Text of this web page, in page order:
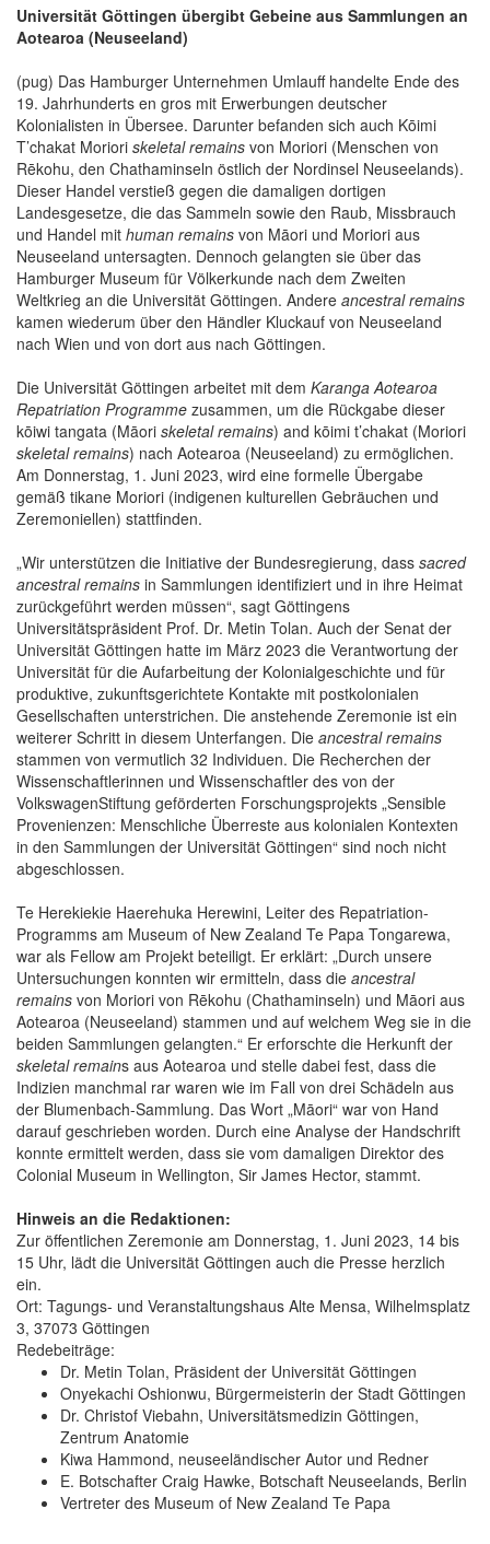
Universität Göttingen übergibt Gebeine aus Sammlungen an
Aotearoa (Neuseeland)
(pug) Das Hamburger Unternehmen Umlauff handelte Ende des
19. Jahrhunderts en gros mit Erwerbungen deutscher
Kolonialisten in Übersee. Darunter befanden sich auch Kōimi
T’chakat Moriori skeletal remains von Moriori (Menschen von
Rēkohu, den Chathaminseln östlich der Nordinsel Neuseelands).
Dieser Handel verstieß gegen die damaligen dortigen
Landesgesetze, die das Sammeln sowie den Raub, Missbrauch
und Handel mit human remains von Māori und Moriori aus
Neuseeland untersagten. Dennoch gelangten sie über das
Hamburger Museum für Völkerkunde nach dem Zweiten
Weltkrieg an die Universität Göttingen. Andere ancestral remains
kamen wiederum über den Händler Kluckauf von Neuseeland
nach Wien und von dort aus nach Göttingen.
Die Universität Göttingen arbeitet mit dem Karanga Aotearoa
Repatriation Programme zusammen, um die Rückgabe dieser
kōiwi tangata (Māori skeletal remains) and kōimi t’chakat (Moriori
skeletal remains) nach Aotearoa (Neuseeland) zu ermöglichen.
Am Donnerstag, 1. Juni 2023, wird eine formelle Übergabe
gemäß tikane Moriori (indigenen kulturellen Gebräuchen und
Zeremoniellen) stattfinden.
„Wir unterstützen die Initiative der Bundesregierung, dass sacred
ancestral remains in Sammlungen identifiziert und in ihre Heimat
zurückgeführt werden müssen“, sagt Göttingens
Universitätspräsident Prof. Dr. Metin Tolan. Auch der Senat der
Universität Göttingen hatte im März 2023 die Verantwortung der
Universität für die Aufarbeitung der Kolonialgeschichte und für
produktive, zukunftsgerichtete Kontakte mit postkolonialen
Gesellschaften unterstrichen. Die anstehende Zeremonie ist ein
weiterer Schritt in diesem Unterfangen. Die ancestral remains
stammen von vermutlich 32 Individuen. Die Recherchen der
Wissenschaftlerinnen und Wissenschaftler des von der
VolkswagenStiftung geförderten Forschungsprojekts „Sensible
Provenienzen: Menschliche Überreste aus kolonialen Kontexten
in den Sammlungen der Universität Göttingen“ sind noch nicht
abgeschlossen.
Te Herekiekie Haerehuka Herewini, Leiter des Repatriation-
Programms am Museum of New Zealand Te Papa Tongarewa,
war als Fellow am Projekt beteiligt. Er erklärt: „Durch unsere
Untersuchungen konnten wir ermitteln, dass die ancestral
remains von Moriori von Rēkohu (Chathaminseln) und Māori aus
Aotearoa (Neuseeland) stammen und auf welchem Weg sie in die
beiden Sammlungen gelangten.“ Er erforschte die Herkunft der
skeletal remains aus Aotearoa und stelle dabei fest, dass die
Indizien manchmal rar waren wie im Fall von drei Schädeln aus
der Blumenbach-Sammlung. Das Wort „Māori“ war von Hand
darauf geschrieben worden. Durch eine Analyse der Handschrift
konnte ermittelt werden, dass sie vom damaligen Direktor des
Colonial Museum in Wellington, Sir James Hector, stammt.
Hinweis an die Redaktionen:
Zur öffentlichen Zeremonie am Donnerstag, 1. Juni 2023, 14 bis
15 Uhr, lädt die Universität Göttingen auch die Presse herzlich
ein.
Ort: Tagungs- und Veranstaltungshaus Alte Mensa, Wilhelmsplatz
3, 37073 Göttingen
Redebeiträge:
Dr. Metin Tolan, Präsident der Universität Göttingen
Onyekachi Oshionwu, Bürgermeisterin der Stadt Göttingen
Dr. Christof Viebahn, Universitätsmedizin Göttingen,
Zentrum Anatomie
Kiwa Hammond, neuseeländischer Autor und Redner
E. Botschafter Craig Hawke, Botschaft Neuseelands, Berlin
Vertreter des Museum of New Zealand Te Papa